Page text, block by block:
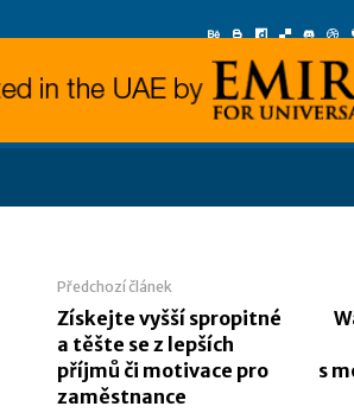
Předchozí článek
Získejte vyšší spropitné
a těšte se z lepších
příjmů či motivace pro
zaměstnance
s